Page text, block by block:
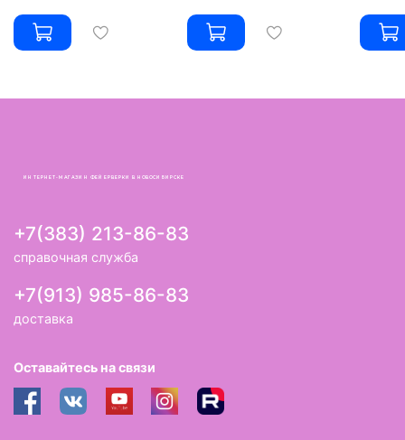
ИНТЕРНЕТ-МАГАЗИН ФЕЙЕРВЕРКИ В НОВОСИБИРСКЕ
+7(383) 213-86-83
справочная служба
+7(913) 985-86-83
доставка
Оставайтесь на связи